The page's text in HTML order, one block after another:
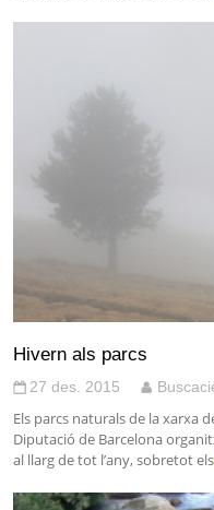
Hivern als parcs
27 des. 2015
Els parcs naturals de la xarxa
Diputació de Barcelona
al llarg de tot l’any, sobretot els